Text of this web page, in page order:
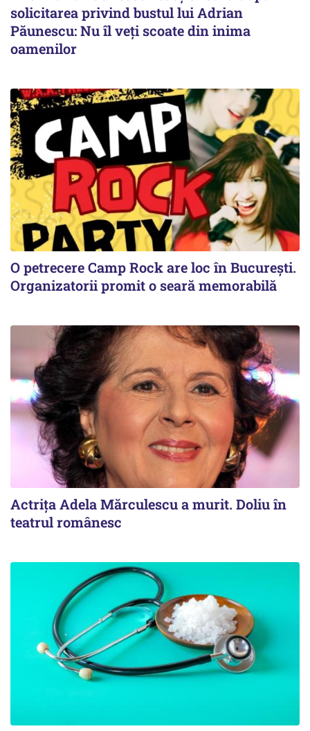
solicitarea privind bustul lui Adrian
Păunescu: Nu îl veți scoate din inima
oamenilor
O petrecere Camp Rock are loc în București.
Organizatorii promit o seară memorabilă
Actrița Adela Mărculescu a murit. Doliu în
teatrul românesc